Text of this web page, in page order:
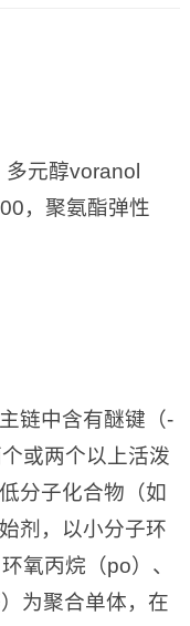
元醇voranol
，聚氨酯弹性
链中含有醚键（-
或两个以上活泼
分子化合物（如
剂，以小分子环
氧丙烷（po）、
为聚合单体，在